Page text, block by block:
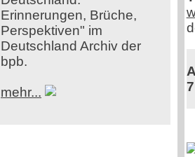
Erinnerungen, Brüche,
Perspektiven" im
Deutschland Archiv der
bpb.
mehr...